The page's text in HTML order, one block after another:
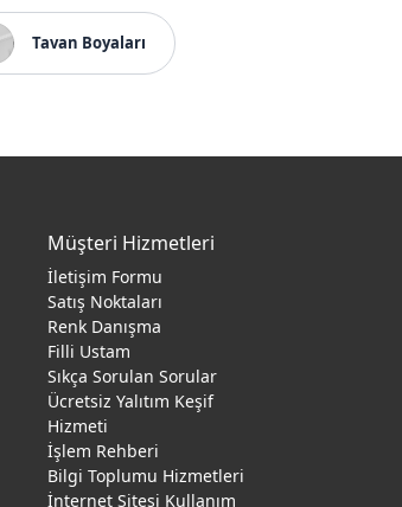
Tavan Boyaları
Müşteri Hizmetleri
İletişim Formu
Satış Noktaları
Renk Danışma
Filli Ustam
Sıkça Sorulan Sorular
Ücretsiz Yalıtım Keşif
Hizmeti
İşlem Rehberi
Bilgi Toplumu Hizmetleri
İnternet Sitesi Kullanım